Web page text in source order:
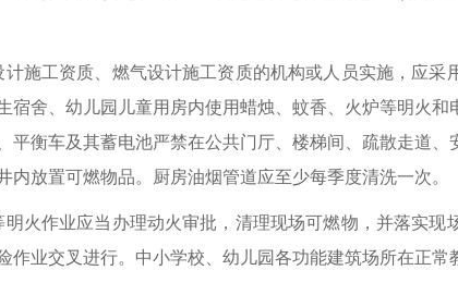
施工资质、燃气设计施工资质的机构或人员实施，应采
舍、幼儿园儿童用房内使用蜡烛、蚊香、火炉等明火
衡车及其蓄电池严禁在公共门厅、楼梯间、疏散走道
放置可燃物品。厨房油烟管道应至少每季度清洗一次。
火作业应当办理动火审批，清理现场可燃物，并落实现
业交叉进行。中小学校、幼儿园各功能建筑场所在正